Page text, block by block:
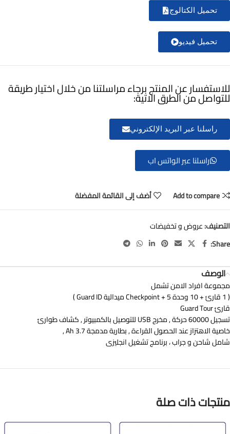
تحميل الكتالوج
تحميل فيديو
للاستفسار عن المنتج برجاء مراسلتنا من خلال اختيار طريقة
للتواصل من الطرق الاتية:
راسلنا عبر البريد الإلكتروني
راسلنا عبر الواتس اب
Add to compare أضف إلى القائمة المفضلة
التصنيف:عروض و تخفيضات
Share:
الوصف
مجموعة افراد الامن تشمل
( 1 قارئ + 10 وحدة Checkpoint + 5 ميدالية Guard ID )
قارئ Guard Tour
تسجيل 60000 حركة , مخرج USB للتوصيل بالكمبيوتر , كشاف طوارئ
خاصية الاهتزاز عند الحصول القراءة , بطارية مدمجة 3.7 Ah ,
شامل شاحن و جراب ، برنامج تشغيل انجليزى
منتجات ذات صلة